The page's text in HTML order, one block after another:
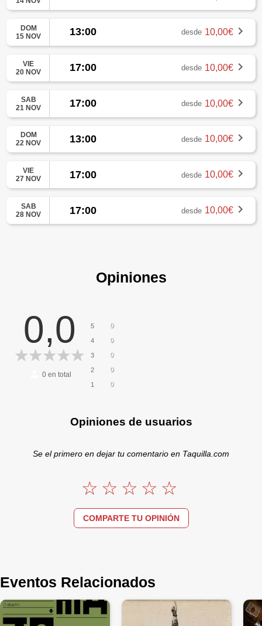
DOM
15 NOV
13:00 desde 10,00€
VIE
20 NOV
17:00 desde 10,00€
SAB
21 NOV
17:00 desde 10,00€
DOM
22 NOV
13:00 desde 10,00€
VIE
27 NOV
17:00 desde 10,00€
SAB
28 NOV
17:00 desde 10,00€
Opiniones
0,0
0en total
5 0
4 0
3 0
2 0
1 0
Opiniones de usuarios
Se el primero en dejar tu comentario en Taquilla.com
COMPARTE TU OPINIÓN
Eventos Relacionados